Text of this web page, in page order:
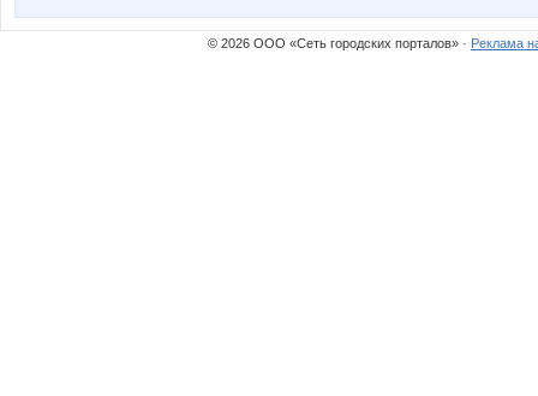
© 2026 ООО «Сеть городских порталов» · Реклама